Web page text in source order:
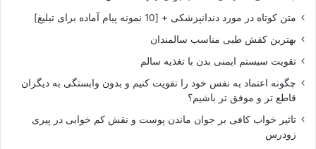
متن کوتاه در مورد دندانپزشکی + [10 نمونه پیام آماده برای تبلیغ]
بهترین کفش طبی مناسب سالمندان
تقویت سیستم ایمنی بدن با تغذیه سالم
چگونه اعتماد به نفس خود را تقویت کنیم و بدون وابستگی به دیگران
قاطع تر و موفق تر باشیم؟
تاثیر خواب کافی بر جوان ماندن پوست و نقش کم خوابی در پیری
زودرس